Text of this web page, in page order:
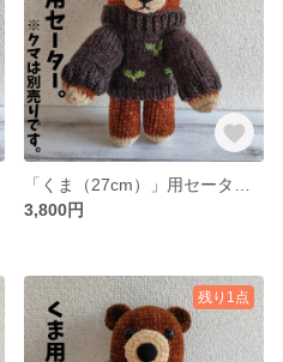
3,800円
残り1点